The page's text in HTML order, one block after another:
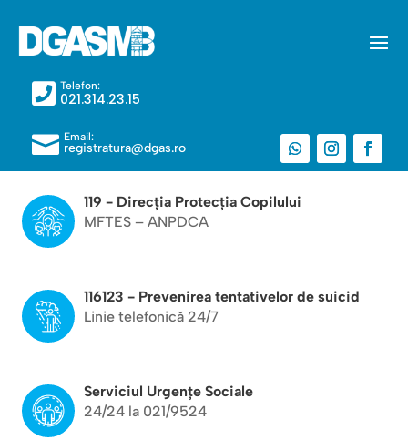
 Telefon:
021.314.23.15
 Email:
registratura@dgas.ro
119 - Direcția Protecția Copilului
MFTES – ANPDCA
116123 - Prevenirea tentativelor de suicid
Linie telefonică 24/7
Serviciul Urgențe Sociale
24/24 la 021/9524